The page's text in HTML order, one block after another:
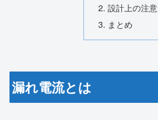
設計上の注意
まとめ
漏れ電流とは